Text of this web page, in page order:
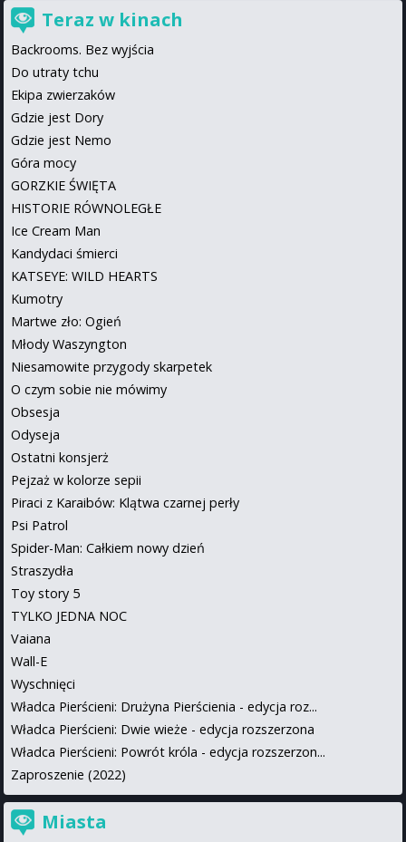
Teraz w kinach
Backrooms. Bez wyjścia
Do utraty tchu
Ekipa zwierzaków
Gdzie jest Dory
Gdzie jest Nemo
Góra mocy
GORZKIE ŚWIĘTA
HISTORIE RÓWNOLEGŁE
Ice Cream Man
Kandydaci śmierci
KATSEYE: WILD HEARTS
Kumotry
Martwe zło: Ogień
Młody Waszyngton
Niesamowite przygody skarpetek
O czym sobie nie mówimy
Obsesja
Odyseja
Ostatni konsjerż
Pejzaż w kolorze sepii
Piraci z Karaibów: Klątwa czarnej perły
Psi Patrol
Spider-Man: Całkiem nowy dzień
Straszydła
Toy story 5
TYLKO JEDNA NOC
Vaiana
Wall-E
Wyschnięci
Władca Pierścieni: Drużyna Pierścienia - edycja roz...
Władca Pierścieni: Dwie wieże - edycja rozszerzona
Władca Pierścieni: Powrót króla - edycja rozszerzon...
Zaproszenie (2022)
Miasta